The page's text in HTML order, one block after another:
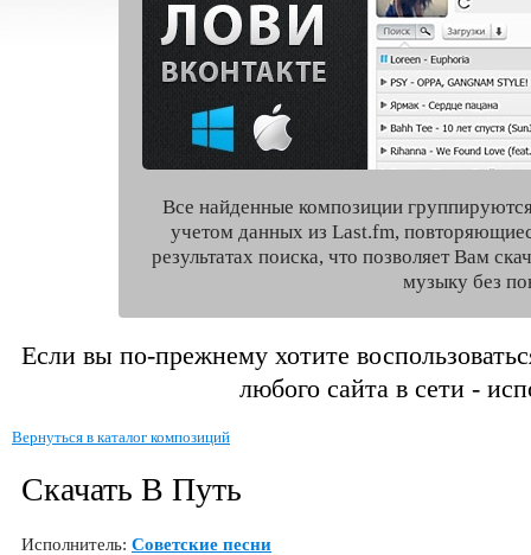
Все найденные композиции
учетом данных из Last.fm,
результатах поиска, что позволяет Вам
музыку без
Если вы по-прежнему хотите
любого сайта в сети -
Вернуться в каталог композиций
Скачать В Путь
Исполнитель: Советские песни